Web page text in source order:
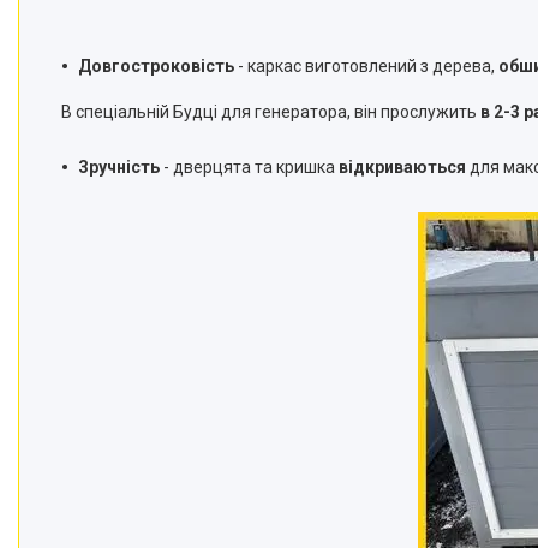
Довгостроковість - каркас виготовлений з дерева,
В спеціальній Будці для генератора, він прослужить в 2-3
Зручність - дверцята та кришка відкриваються для